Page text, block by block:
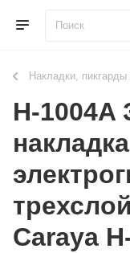
Накладки,
H-1004A
Caraya